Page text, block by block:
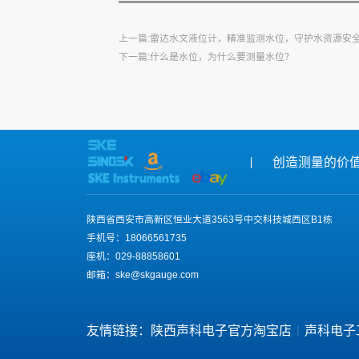
上一篇:雷达水文液位计，精准监测水位，守护水资源安
下一篇:什么是水位，为什么要测量水位？
创造测量的价
陕西省西安市高新区恒业大道3563号中交科技城西区B1栋
手机号：18066561735
座机：029-88858601
邮箱：ske@skgauge.com
友情链接： 陕西声科电子官方淘宝店 | 声科电